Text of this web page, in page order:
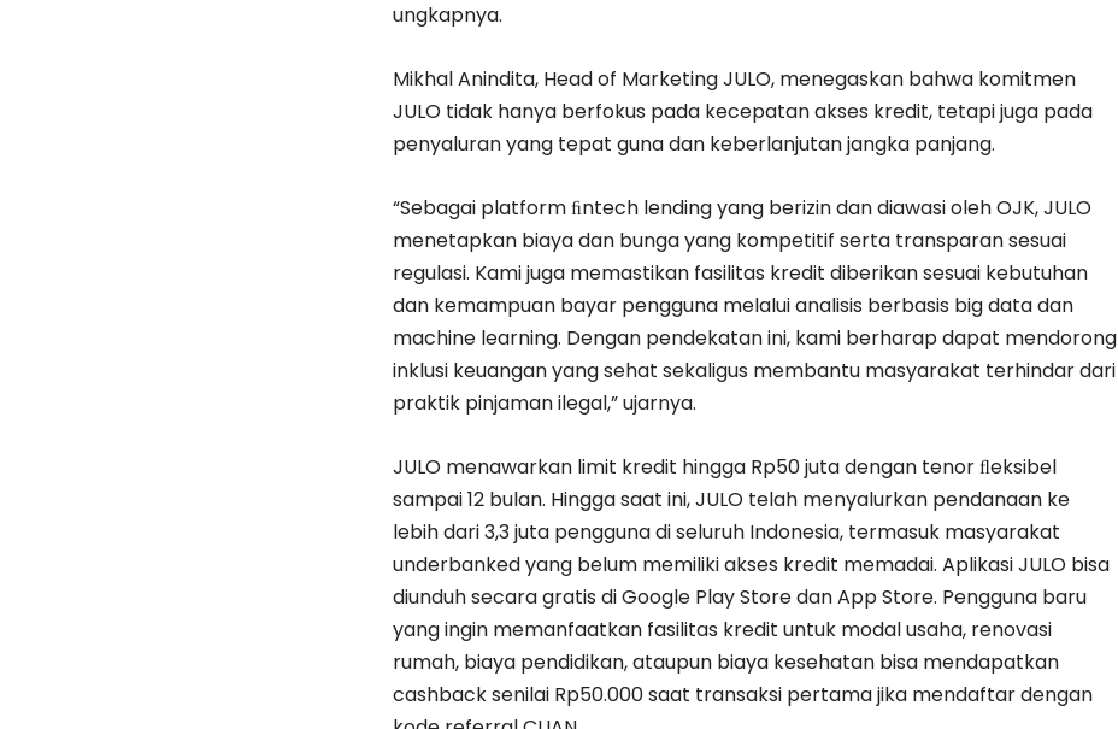
ungkapnya.
Mikhal Anindita, Head of Marketing JULO, menegaskan bahwa komitmen
JULO tidak hanya berfokus pada kecepatan akses kredit, tetapi juga pada
penyaluran yang tepat guna dan keberlanjutan jangka panjang.
“Sebagai platform ﬁntech lending yang berizin dan diawasi oleh OJK, JULO
menetapkan biaya dan bunga yang kompetitif serta transparan sesuai
regulasi. Kami juga memastikan fasilitas kredit diberikan sesuai kebutuhan
dan kemampuan bayar pengguna melalui analisis berbasis big data dan
machine learning. Dengan pendekatan ini, kami berharap dapat mendorong
inklusi keuangan yang sehat sekaligus membantu masyarakat terhindar dari
praktik pinjaman ilegal,” ujarnya.
JULO menawarkan limit kredit hingga Rp50 juta dengan tenor ﬂeksibel
sampai 12 bulan. Hingga saat ini, JULO telah menyalurkan pendanaan ke
lebih dari 3,3 juta pengguna di seluruh Indonesia, termasuk masyarakat
underbanked yang belum memiliki akses kredit memadai. Aplikasi JULO bisa
diunduh secara gratis di Google Play Store dan App Store. Pengguna baru
yang ingin memanfaatkan fasilitas kredit untuk modal usaha, renovasi
rumah, biaya pendidikan, ataupun biaya kesehatan bisa mendapatkan
cashback senilai Rp50.000 saat transaksi pertama jika mendaftar dengan